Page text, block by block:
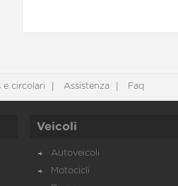
e circolari Assistenza Faq
Veicoli
Autoveicoli
Motocicli